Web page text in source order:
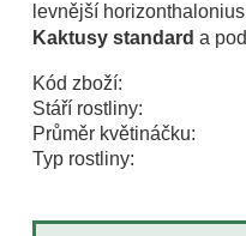
levnější
Kaktusy standard a
Kód zboží:
Stáří rostliny:
Průměr květináčku:
Typ rostliny: